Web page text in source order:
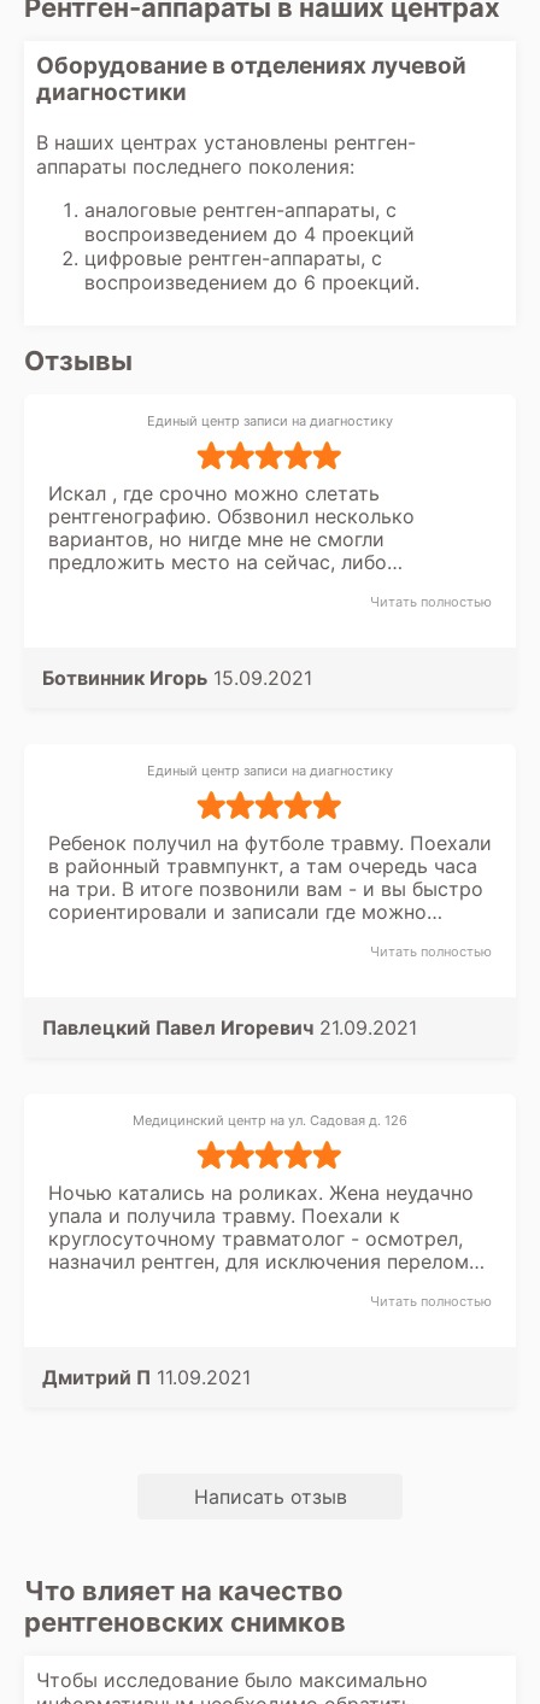
решений, требующих углубленных
знаний в области патологии. Поэтому по
результатам обследования пациент
всегда рекомендуется записаться на
окончательного диагноза и разработки
плана лечения на основе всех
диагноста.
Рентген-аппараты в наших центрах
Оборудование в отделениях лучевой
диагностики
В наших центрах установлены рентген-
аппараты последнего поколения:
аналоговые рентген-аппараты, с
воспроизведением до 4 проекций
цифровые рентген-аппараты, с
воспроизведением до 6 проекций.
Отзывы
Единый центр записи на диагностику
Искал , где срочно можно слетать
рентгенографию. Обзвонил несколько
вариантов, но нигде мне не смогли
предложить место на сейчас, либо
службе записи, что быстро нашли мнеЧитать полностью
Ботвинник Игорь 15.09.2021
Единый центр записи на диагностику
Ребенок получил на футболе травму. Поехали
в районный травмпункт, а там очередь часа
на три. В итоге позвонили вам - и вы быстро
сориентировали и записали где можно
Читать полностью
Павлецкий Павел Игоревич 21.09.2021
Медицинский центр на ул. Садовая д. 126
Ночью катались на роликах. Жена неудачно
упала и получила травму. Поехали к
круглосуточному травматолог - осмотрел,
назначил рентген, для исключения перелома.
обследование. В итоге ваш сервис подсказал
Читать полностью
Дмитрий П 11.09.2021
Написать отзыв
Что влияет на качество
рентгеновских снимков
Чтобы исследование было максимально